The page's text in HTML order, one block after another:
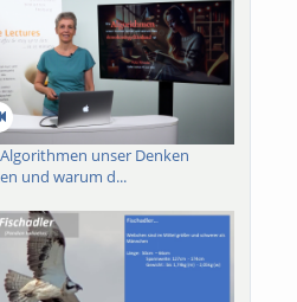
unser Denken
und warum d...